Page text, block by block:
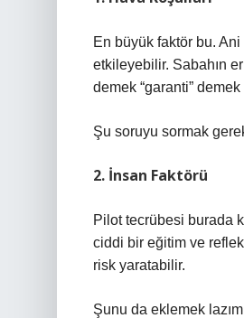
En büyük faktör bu.
etkileyebilir. Sabahın
demek “garanti”
Şu soruyu sormak
2. İnsan Faktörü
Pilot tecrübesi burada
ciddi bir eğitim ve
risk yaratabilir.
Şunu da eklemek